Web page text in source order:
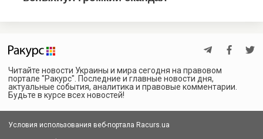
Читайте новости Украины и мира сегодня на правовом
портале "Ракурс". Последние и главные новости дня,
актуальные события, аналитика и правовые комментарии.
Будьте в курсе всех новостей!
Условия использования веб-портала Racurs.ua